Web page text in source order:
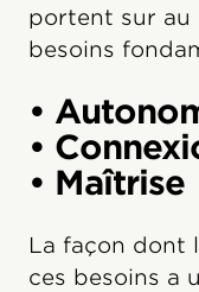
portent sur au
besoins
•
•
• Maîtrise
La façon dont
ces besoins a